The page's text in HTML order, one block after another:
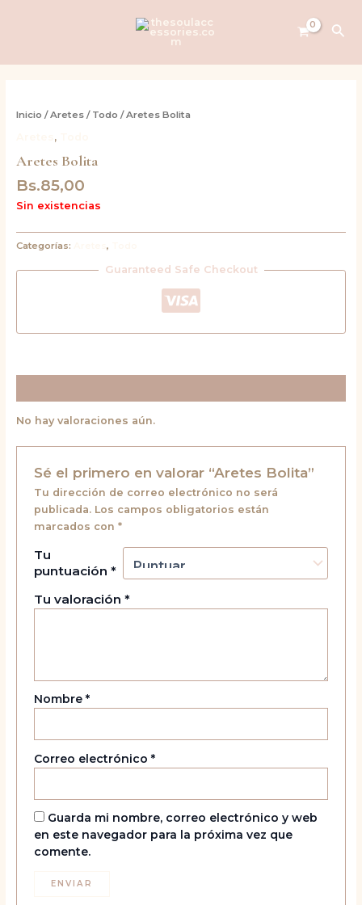
Inicio /Aretes/ Todo / Aretes Bolita
,
Aretes Bolita
Bs.85,00
Sin existencias
Categorías: ,
Guaranteed Safe Checkout
No hay valoraciones aún.
Sé el primero en valorar “Aretes Bolita”
Tu dirección de correo electrónico no será
publicada. Los campos obligatorios están
marcados con *
Tu
puntuación *
Tu valoración *
Nombre *
Correo electrónico *
Guarda mi nombre, correo electrónico y web
en este navegador para la próxima vez que
comente.